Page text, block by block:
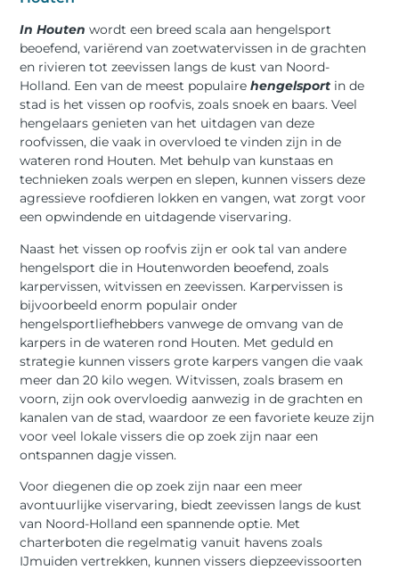
In Houten wordt een breed scala aan hengelsport
beoefend, variërend van zoetwatervissen in de grachten
en rivieren tot zeevissen langs de kust van Noord-
Holland. Een van de meest populairehengelsport in de
stad is het vissen op roofvis, zoals snoek en baars. Veel
hengelaars genieten van het uitdagen van deze
roofvissen, die vaak in overvloed te vinden zijn in de
wateren rond Houten. Met behulp van kunstaas en
technieken zoals werpen en slepen, kunnen vissers deze
agressieve roofdieren lokken en vangen, wat zorgt voor
een opwindende en uitdagende viservaring.
Naast het vissen op roofvis zijn er ook tal van andere
hengelsport die in Houtenworden beoefend, zoals
karpervissen, witvissen en zeevissen. Karpervissen is
bijvoorbeeld enorm populair onder
hengelsportliefhebbers vanwege de omvang van de
karpers in de wateren rond Houten. Met geduld en
strategie kunnen vissers grote karpers vangen die vaak
meer dan 20 kilo wegen. Witvissen, zoals brasem en
voorn, zijn ook overvloedig aanwezig in de grachten en
kanalen van de stad, waardoor ze een favoriete keuze zijn
voor veel lokale vissers die op zoek zijn naar een
ontspannen dagje vissen.
Voor diegenen die op zoek zijn naar een meer
avontuurlijke viservaring, biedt zeevissen langs de kust
van Noord-Holland een spannende optie. Met
charterboten die regelmatig vanuit havens zoals
IJmuiden vertrekken, kunnen vissers diepzeevissoorten